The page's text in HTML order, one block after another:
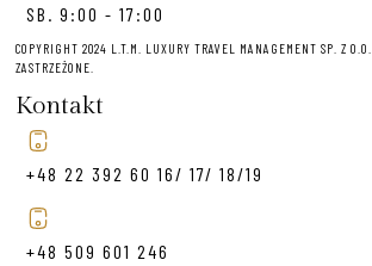
SB. 9:00 - 17:00
COPYRIGHT 2024 L.T.M. LUXURY TRAVEL MANAGEMENT SP. Z O.O.
ZASTRZEŻONE.
Kontakt
+48 22 392 60 16/ 17/ 18/19
+48 509 601 246